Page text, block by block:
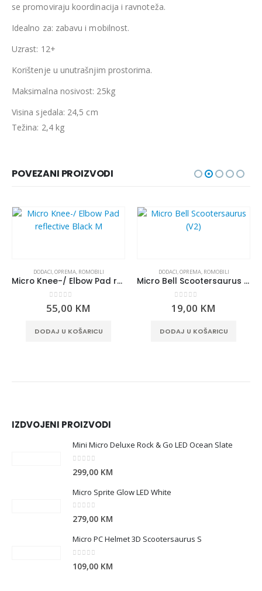
se promoviraju koordinacija i ravnoteža.
Idealno za: zabavu i mobilnost.
Uzrast: 12+
Korištenje u unutrašnjim prostorima.
Maksimalna nosivost: 25kg
Visina sjedala: 24,5 cm
Težina: 2,4 kg
POVEZANI PROIZVODI
DODACI,OPREMA, ROMOBILI
Micro Knee-/ Elbow Pad reflective Black M
0out of 5
55,00 KM
DODAJ U KOŠARICU
DODACI,OPREMA, ROMOBILI
Micro Bell Scootersaurus (V2)
0out of 5
19,00 KM
DODAJ U KOŠARICU
IZDVOJENI PROIZVODI
Mini Micro Deluxe Rock & Go LED Ocean Slate
299,00 KM
Micro Sprite Glow LED White
0out of 5
279,00 KM
Micro PC Helmet 3D Scootersaurus S
109,00 KM